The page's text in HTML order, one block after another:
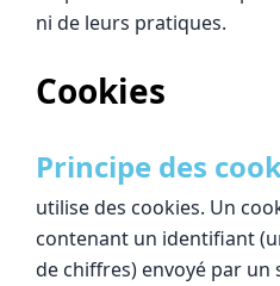
ni de leurs pratiques.
Cookies
Principe des
utilise des cookies. Un
contenant un identifiant
de chiffres) envoyé par un